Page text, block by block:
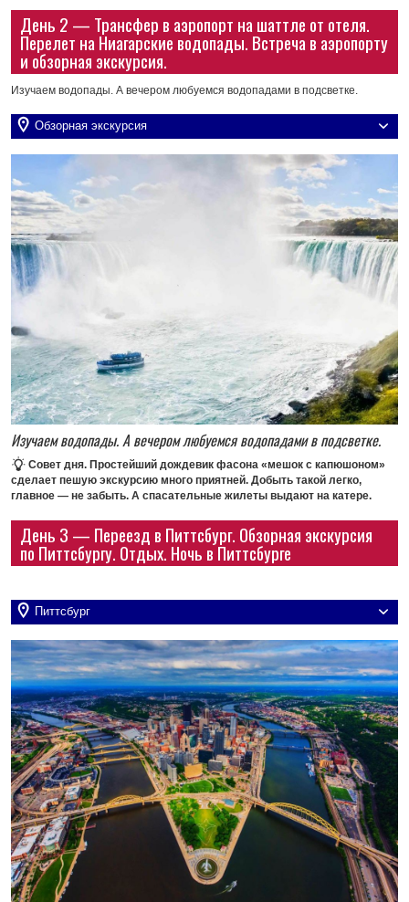
День 2 — Трансфер в аэропорт на шаттле от отеля.
Перелет на Ниагарские водопады. Встреча в аэропорту
и обзорная экскурсия.
Изучаем водопады. А вечером любуемся водопадами в подсветке.
Обзорная экскурсия
Изучаем водопады. А вечером любуемся водопадами в подсветке.
Совет дня. Простейший дождевик фасона «мешок с капюшоном»
сделает пешую экскурсию много приятней. Добыть такой легко,
главное — не забыть. А спасательные жилеты выдают на катере.
День 3 — Переезд в Питтсбург. Обзорная экскурсия
по Питтсбургу. Отдых. Ночь в Питтсбурге
Питтсбург